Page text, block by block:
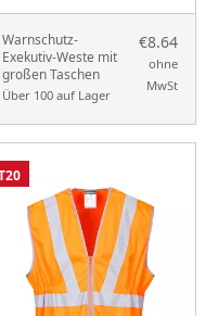
Warnschutz-
Exekutiv-Weste mit
großen Taschen
Über 100 auf Lager
€8.64
ohne
MwSt